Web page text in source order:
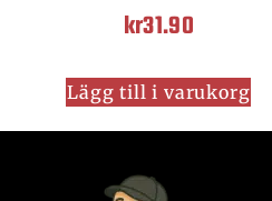
kr31.90
Lägg till i varukorg